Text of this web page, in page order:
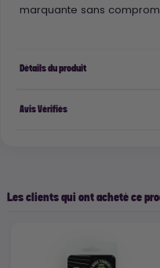
marquante sans
Détails du produit
Avis Vérifiés
Les clients qui ont acheté ce